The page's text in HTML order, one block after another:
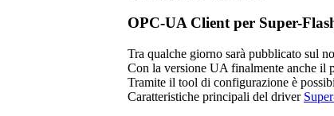
OPC-UA Client per Super-
Tra qualche giorno sarà pubblicato sul
Con la versione UA finalmente anche il
Tramite il tool di configurazione è
Caratteristiche principali del driver